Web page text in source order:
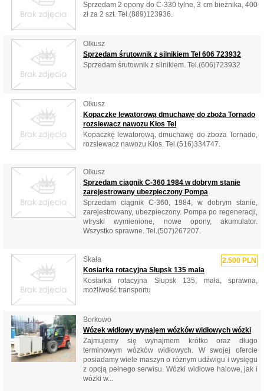
Sprzedam 2 opony do C-330 tylne, 3 cm bieżnika, 400
zł za 2 szt. Tel.(889)123936.
Olkusz
Sprzedam śrutownik z silnikiem Tel 606 723932
Sprzedam śrutownik z silnikiem. Tel.(606)723932
Olkusz
Kopaczkę lewatorową dmuchawę do zboża Tornado
rozsiewacz nawozu Kłos Tel
Kopaczkę lewatorową, dmuchawę do zboża Tornado,
rozsiewacz nawozu Kłos. Tel.(516)334747.
Olkusz
Sprzedam ciągnik C-360 1984 w dobrym stanie
zarejestrowany ubezpieczony Pompa
Sprzedam ciągnik C-360, 1984, w dobrym stanie,
zarejestrowany, ubezpieczony. Pompa po regeneracji,
wtryski wymienione, nowe opony, akumulator.
Wszystko sprawne. Tel.(507)267207.
2.500 PLN
Skała
Kosiarka rotacyjna Słupsk 135 mała
Kosiarka rotacyjna Słupsk 135, mała, sprawna,
możliwość transportu
Borkowo
Wózek widłowy wynajem wózków widłowych wózki
Zajmujemy się wynajmem krótko oraz długo
terminowym wózków widłowych. W swojej ofercie
posiadamy wiele maszyn o różnym udźwigu i wysięgu
z opcją pełnego serwisu. Wózki widłowe halowe, jak i
wózki w...